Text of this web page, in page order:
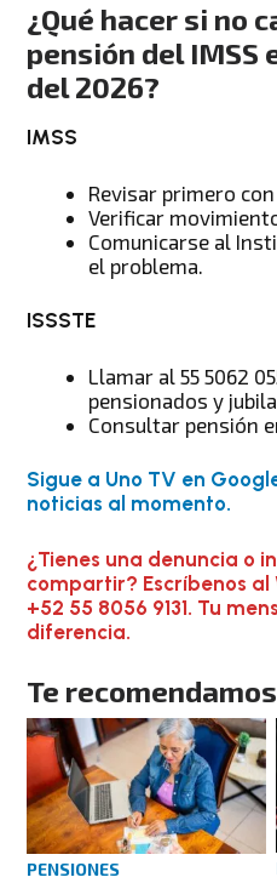
¿Qué hacer si no
pensión del IMSS
del 2026?
IMSS
Revisar primero
Verificar
Comunicarse al
el problema.
ISSSTE
Llamar al 55 5062
pensionados y
Consultar pensión
Sigue a Uno TV en
noticias al momento.
¿Tienes una denuncia o
compartir? Escríbenos al
+52 55 8056 9131. Tu
diferencia.
Te
PENSIONES